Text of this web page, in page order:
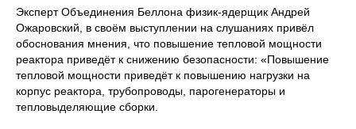
Эксперт Объединения Беллона физик-ядерщик Андрей
Ожаровский, в своём выступлении на слушаниях привёл
обоснования мнения, что повышение тепловой мощности
реактора приведёт к снижению безопасности: «Повышение
тепловой мощности приведёт к повышению нагрузки на
корпус реактора, трубопроводы, парогенераторы и
тепловыделяющие сборки.